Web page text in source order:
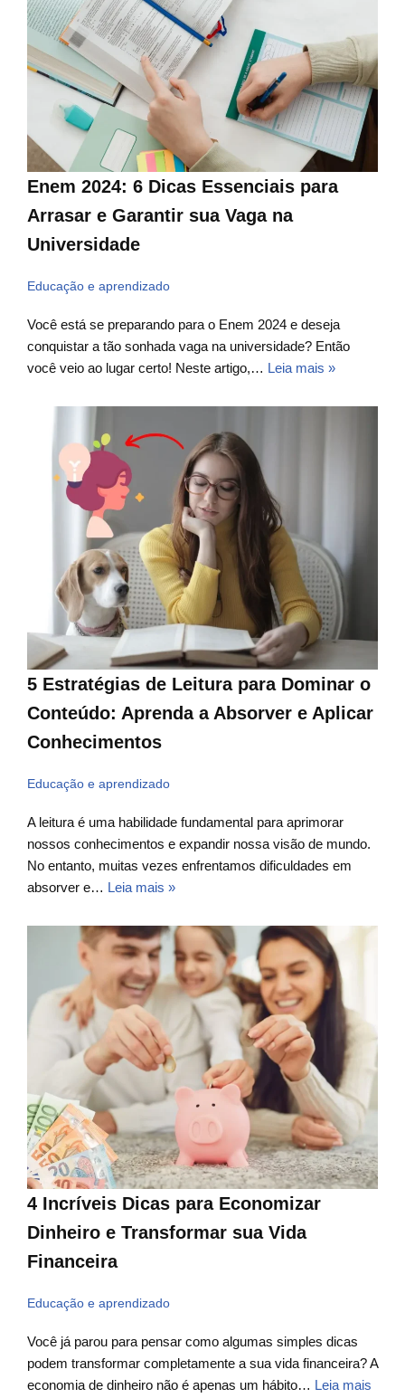
Enem 2024: 6 Dicas Essenciais para
Arrasar e Garantir sua Vaga na
Universidade
Educação e aprendizado
Você está se preparando para o Enem 2024 e deseja
conquistar a tão sonhada vaga na universidade? Então
você veio ao lugar certo! Neste artigo,… Leia mais »
5 Estratégias de Leitura para Dominar o
Conteúdo: Aprenda a Absorver e Aplicar
Conhecimentos
Educação e aprendizado
A leitura é uma habilidade fundamental para aprimorar
nossos conhecimentos e expandir nossa visão de mundo.
No entanto, muitas vezes enfrentamos dificuldades em
absorver e… Leia mais »
4 Incríveis Dicas para Economizar
Dinheiro e Transformar sua Vida
Financeira
Educação e aprendizado
Você já parou para pensar como algumas simples dicas
podem transformar completamente a sua vida financeira? A
economia de dinheiro não é apenas um hábito… Leia mais